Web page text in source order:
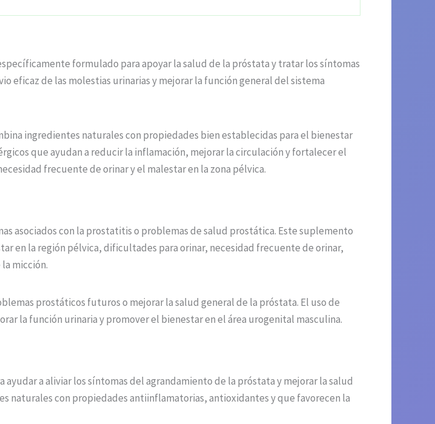
formulado para apoyar la salud de la próstata y tratar los síntomas
eficaz de las molestias urinarias y mejorar la función general del sistema
ingredientes naturales con propiedades bien establecidas para el bienestar
que ayudan a reducir la inflamación, mejorar la circulación y fortalecer el
frecuente de orinar y el malestar en la zona pélvica.
asociados con la prostatitis o problemas de salud prostática. Este suplemento
en la región pélvica, dificultades para orinar, necesidad frecuente de orinar,
micción.
prostáticos futuros o mejorar la salud general de la próstata. El uso de
la función urinaria y promover el bienestar en el área urogenital masculina.
a aliviar los síntomas del agrandamiento de la próstata y mejorar la salud
naturales con propiedades antiinflamatorias, antioxidantes y que favorecen la